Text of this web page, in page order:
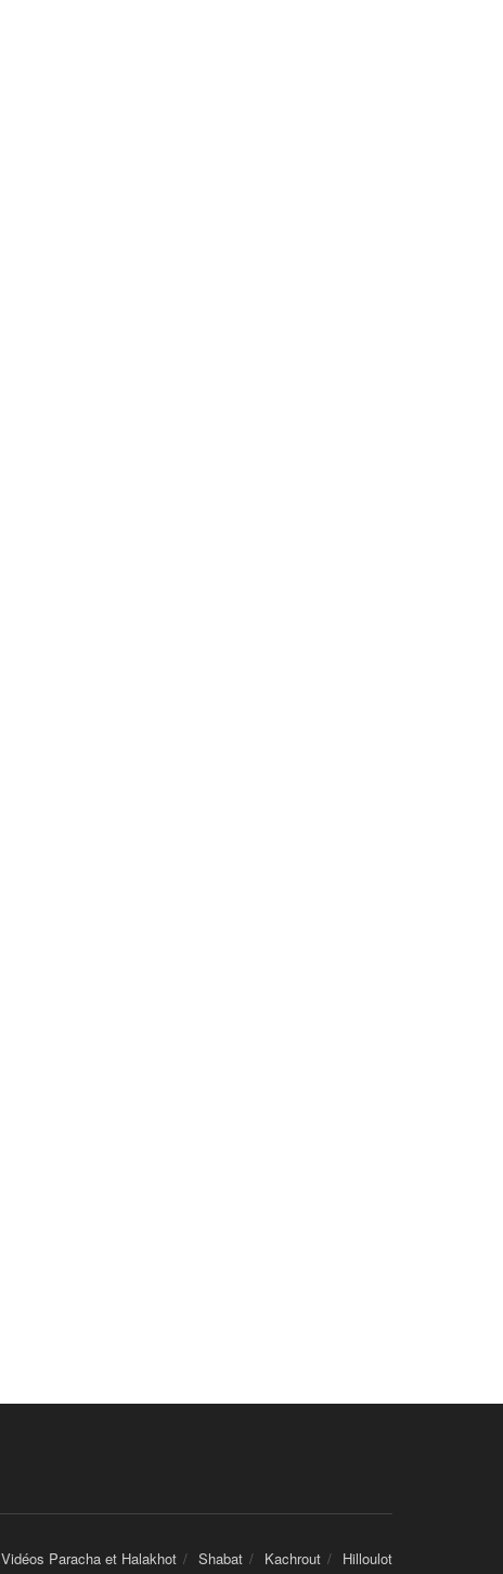
Vidéos Paracha et Halakhot Shabat Kachrout Hilloulot